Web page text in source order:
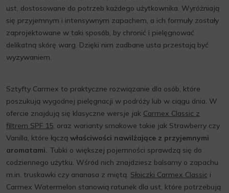
ust, dostosowane do potrzeb każdego użytkownika. Wyróżniają
się przyjemnym i intensywnym zapachem, a ich formuły zostały
zaprojektowane w taki sposób, by chronić i pielęgnować
delikatną skórę warg. Dzięki nim zadbane usta przestają być
wyzywaniem.
Sztyfty Carmex to praktyczne rozwiązanie dla osób, które
poszukują wygodnej pielęgnacji w podróży lub w ciągu dnia. W
ofercie znajdują się klasyczne wersje jak Carmex Classic z
filtrem SPF 15, oraz warianty smakowe takie jak Strawberry czy
Vanilla, które łączą właściwości nawilżające z przyjemnymi
aromatami. Tubki o większej pojemności sprawdzą się do
codziennego użytku. Wśród nich znajdziesz balsamy o zapachu
m.in. truskawki czy ananasa z miętą. Słoiczki Carmex Classic i
Carmex Watermelon stanowią ratunek dla ust, które potrzebują